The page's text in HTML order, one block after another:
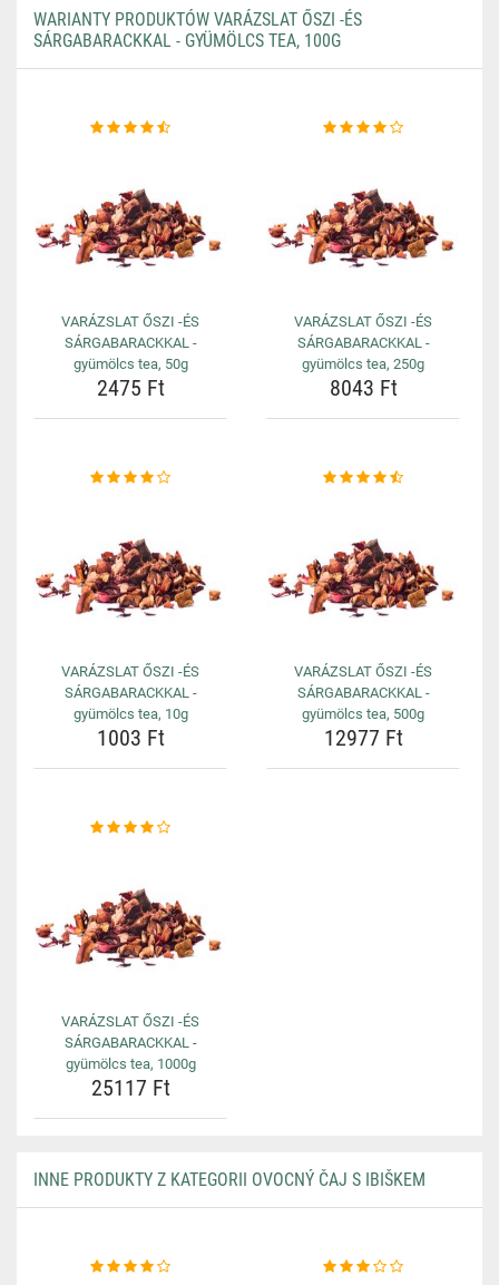
WARIANTY PRODUKTÓW VARÁZSLAT ŐSZI -ÉS
SÁRGABARACKKAL - GYÜMÖLCS TEA, 100G
VARÁZSLAT ŐSZI -ÉS
SÁRGABARACKKAL -
gyümölcs tea, 50g
2475 Ft
VARÁZSLAT ŐSZI -ÉS
SÁRGABARACKKAL -
gyümölcs tea, 250g
8043 Ft
VARÁZSLAT ŐSZI -ÉS
SÁRGABARACKKAL -
gyümölcs tea, 10g
1003 Ft
VARÁZSLAT ŐSZI -ÉS
SÁRGABARACKKAL -
gyümölcs tea, 500g
12977 Ft
VARÁZSLAT ŐSZI -ÉS
SÁRGABARACKKAL -
gyümölcs tea, 1000g
25117 Ft
INNE PRODUKTY Z KATEGORII OVOCNÝ ČAJ S IBIŠKEM